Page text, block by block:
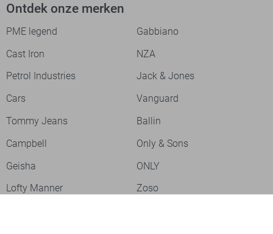
Ontdek onze merken
PME legend
Gabbiano
Cast Iron
NZA
Petrol Industries
Jack & Jones
Cars
Vanguard
Tommy Jeans
Ballin
Campbell
Only & Sons
Geisha
ONLY
Lofty Manner
Zoso